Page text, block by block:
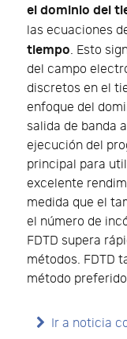
el dominio del
las ecuaciones
tiempo. Esto
del campo
discretos en el
enfoque del
salida de banda
ejecución del
principal para
excelente
medida que el
el número de
FDTD supera
métodos. FDTD
método
Ir a noticia